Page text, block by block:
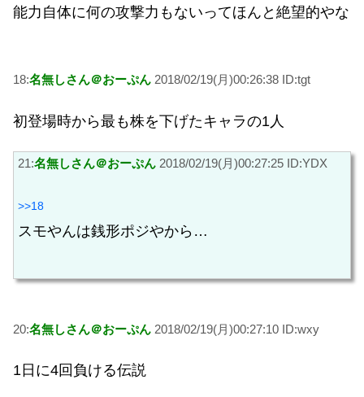
能力自体に何の攻撃力もないってほんと絶望的やな
18:名無しさん＠おーぷん 2018/02/19(月)00:26:38 ID:tgt
初登場時から最も株を下げたキャラの1人
21:名無しさん＠おーぷん 2018/02/19(月)00:27:25 ID:YDX
>>18
スモやんは銭形ポジやから…
20:名無しさん＠おーぷん 2018/02/19(月)00:27:10 ID:wxy
1日に4回負ける伝説